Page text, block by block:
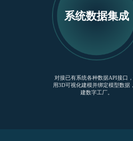
系统数据集成
对接已有系统各种数据API接口，
用3D可视化建模并绑定模型数据
建数字工厂。